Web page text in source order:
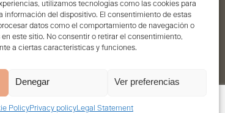
utilizamos tecnologías como las cookies para
información del dispositivo. El consentimiento de estas
datos como el comportamiento de navegación o
este sitio. No consentir o retirar el consentimiento,
a ciertas características y funciones.
Denegar Ver preferencias
PolicyPrivacy policyLegal Statement